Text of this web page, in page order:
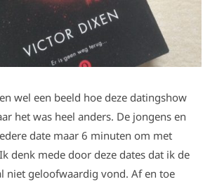
wel een beeld hoe deze datingshow
het was heel anders. De jongens en
date maar 6 minuten om met
denk mede door deze dates dat ik de
niet geloofwaardig vond. Af en toe